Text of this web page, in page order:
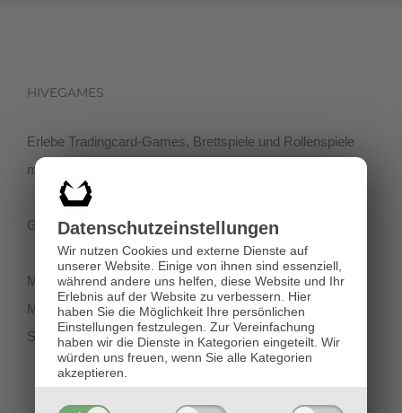
Datenschutz­einstellungen
Wir nutzen Cookies und externe Dienste auf
unserer Website. Einige von ihnen sind essenziell,
während andere uns helfen, diese Website und Ihr
Erlebnis auf der Website zu verbessern. Hier
haben Sie die Möglichkeit Ihre persönlichen
Einstellungen festzulegen. Zur Vereinfachung
haben wir die Dienste in Kategorien eingeteilt. Wir
würden uns freuen, wenn Sie alle Kategorien
akzeptieren.
HIVEGAMES
Erlebe Tradingcard-Games, Brettspiele und Rollenspiele
mit einer netten Community in der Klagenfurter Innenstadt!
Getreidegasse 3, 9020 Klagenfurt
Montag-Dienstag 11:00 - 18:00
Mittwoch-Freitag 11:00-19:00
Samstag 12:00 - 18:00